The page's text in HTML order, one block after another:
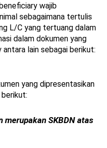
wajib
sebagaimana tertulis
L/C yang tertuang dalam
dalam dokumen yang
lain sebagai berikut:
yang dipresentasikan
merupakan SKBDN atas